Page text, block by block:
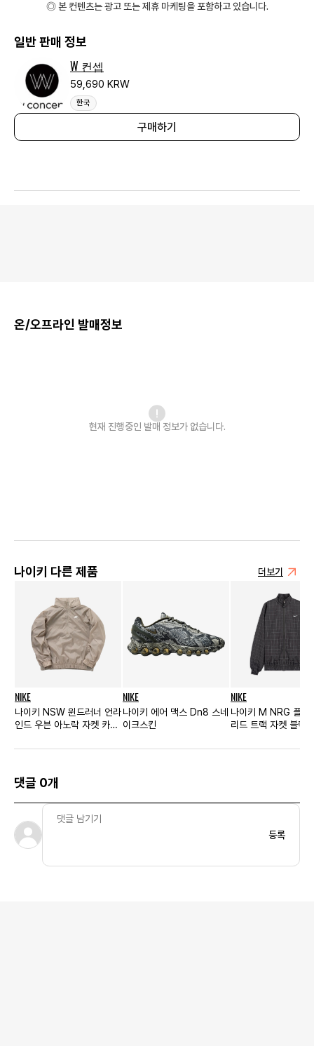
◎ 본 컨텐츠는 광고 또는 제휴 마케팅을 포함하고 있습니다.
일반 판매 정보
W 컨셉
59,690 KRW
한국
구매하기
온/오프라인 발매정보
현재 진행중인 발매 정보가 없습니다.
나이키 다른 제품 더보기
NIKE
나이키 NSW 윈드러너 언라
인드 우븐 아노락 자켓 카키
NIKE
나이키 에어 맥스 Dn8 스네
이크스킨
NIKE
나이키 M NRG 플래
리드 트랙 자켓 블랙 -
댓글 0개
등록